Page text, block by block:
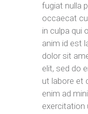
fugiat nulla
occaecat
in culpa qui
anim id est
dolor sit
elit, sed do
ut labore et
enim ad
exercitation